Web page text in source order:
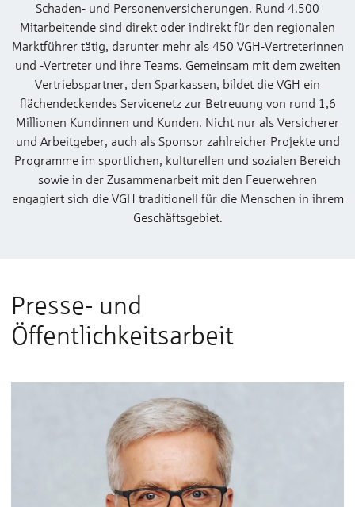
Schaden- und Personenversicherungen. Rund 4.500
Mitarbeitende sind direkt oder indirekt für den regionalen
Marktführer tätig, darunter mehr als 450 VGH-Vertreterinnen
und -Vertreter und ihre Teams. Gemeinsam mit dem zweiten
Vertriebspartner, den Sparkassen, bildet die VGH ein
flächendeckendes Servicenetz zur Betreuung von rund 1,6
Millionen Kundinnen und Kunden. Nicht nur als Versicherer
und Arbeitgeber, auch als Sponsor zahlreicher Projekte und
Programme im sportlichen, kulturellen und sozialen Bereich
sowie in der Zusammenarbeit mit den Feuerwehren
engagiert sich die VGH traditionell für die Menschen in ihrem
Geschäftsgebiet.
Presse- und
Öffentlichkeitsarbeit